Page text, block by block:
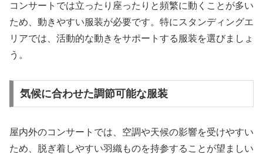
コンサートでは立ったり座ったりと頻繁に動くことが多い
ため、動きやすい服装が必要です。特にスタンディングエ
リアでは、活動的な動きをサポートする服装を選びましょ
う。
気候に合わせた調節可能な服装
屋内外のコンサートでは、空調や天候の影響を受けやすい
ため、脱ぎ着しやすい羽織ものを持参することが望ましい